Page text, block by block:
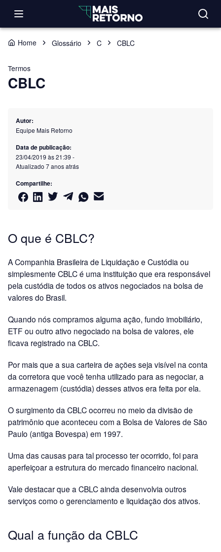
Home Glossário C CBLC
Termos
CBLC
Autor:
Equipe Mais Retorno
Data de publicação:
23/04/2019 às 21:39 -
Atualizado 7 anos atrás
Compartilhe:
O que é CBLC?
A Companhia Brasileira de Liquidação e Custódia ou
simplesmente CBLC é uma instituição que era responsável
pela custódia de todos os ativos negociados na bolsa de
valores do Brasil.
Quando nós compramos alguma ação, fundo imobiliário,
ETF ou outro ativo negociado na bolsa de valores, ele
ficava registrado na CBLC.
Por mais que a sua carteira de ações seja visível na conta
da corretora que você tenha utilizado para as negociar, a
armazenagem (custódia) desses ativos era feita por ela.
O surgimento da CBLC ocorreu no meio da divisão de
patrimônio que aconteceu com a Bolsa de Valores de São
Paulo (antiga Bovespa) em 1997.
Uma das causas para tal processo ter ocorrido, foi para
aperfeiçoar a estrutura do mercado financeiro nacional.
Vale destacar que a CBLC ainda desenvolvia outros
serviços como o gerenciamento e liquidação dos ativos.
Qual a função da CBLC